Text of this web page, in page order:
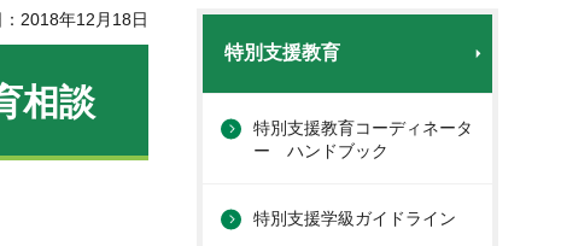
2018年12月18日
相談
特別支援教育
特別支援教育コーディネータ
ー ハンドブック
特別支援学級ガイドライン